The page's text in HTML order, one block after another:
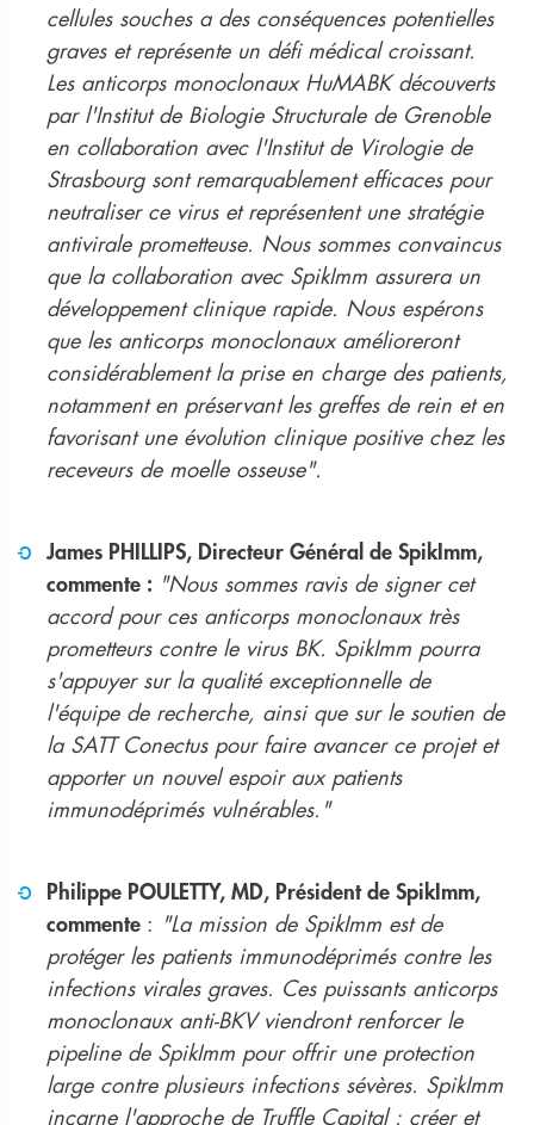
cellules souches a des conséquences potentielles
graves et représente un défi médical croissant.
Les anticorps monoclonaux HuMABK découverts
par l'Institut de Biologie Structurale de Grenoble
en collaboration avec l'Institut de Virologie de
Strasbourg sont remarquablement efficaces pour
neutraliser ce virus et représentent une stratégie
antivirale prometteuse. Nous sommes convaincus
que la collaboration avec SpikImm assurera un
développement clinique rapide. Nous espérons
que les anticorps monoclonaux amélioreront
considérablement la prise en charge des patients,
notamment en préservant les greffes de rein et en
favorisant une évolution clinique positive chez les
receveurs de moelle osseuse".
James PHILLIPS, Directeur Général de SpikImm,
commente : "Nous sommes ravis de signer cet
accord pour ces anticorps monoclonaux très
prometteurs contre le virus BK. SpikImm pourra
s'appuyer sur la qualité exceptionnelle de
l'équipe de recherche, ainsi que sur le soutien de
la SATT Conectus pour faire avancer ce projet et
apporter un nouvel espoir aux patients
immunodéprimés vulnérables."
Philippe POULETTY, MD, Président de SpikImm,
commente :
"La mission de SpikImm est de
protéger les patients immunodéprimés contre les
infections virales graves. Ces puissants anticorps
monoclonaux anti-BKV viendront renforcer le
pipeline de SpikImm pour offrir une protection
large contre plusieurs infections sévères. SpikImm
incarne l'approche de Truffle Capital : créer et